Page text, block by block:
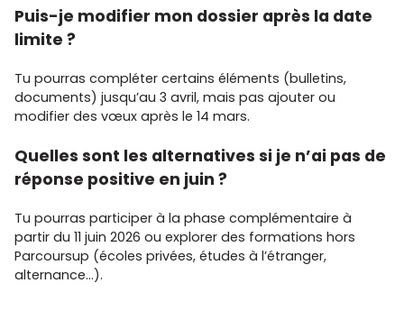
Puis-je modifier mon dossier après la date
limite ?
Tu pourras compléter certains éléments (bulletins,
documents) jusqu’au 3 avril, mais pas ajouter ou
modifier des vœux après le 14 mars.
Quelles sont les alternatives si je n’ai pas de
réponse positive en juin ?
Tu pourras participer à la phase complémentaire à
partir du 11 juin 2026 ou explorer des formations hors
Parcoursup (écoles privées, études à l’étranger,
alternance…).